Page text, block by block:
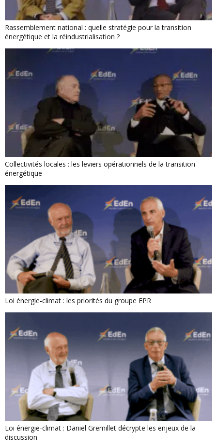
Rassemblement national : quelle stratégie pour la transition
énergétique et la réindustrialisation ?
Collectivités locales : les leviers opérationnels de la transition
énergétique
Loi énergie-climat : les priorités du groupe EPR
Loi énergie-climat : Daniel Gremillet décrypte les enjeux de la
discussion